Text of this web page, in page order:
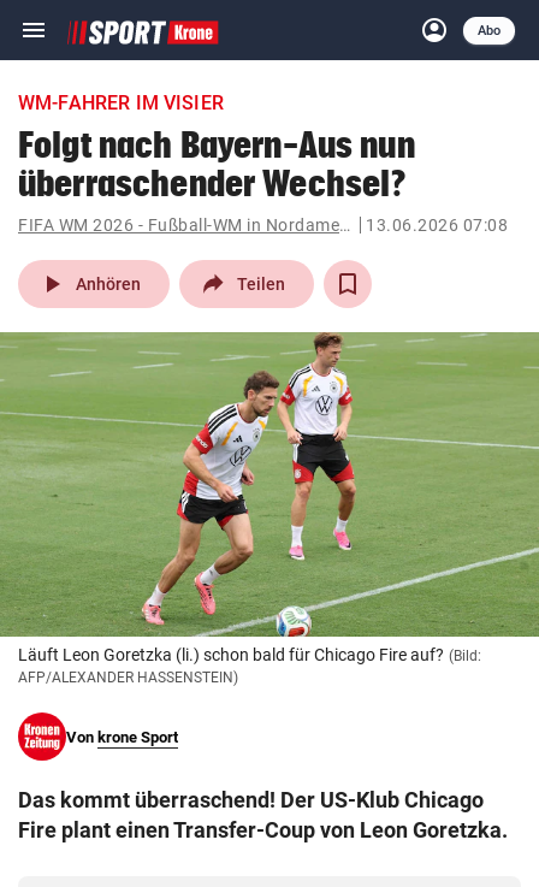
menu Navigation
ein-/ausklappen
account_circle
Anmelden
Abo
close Schließen
account_circle Anmelden
arrow_right
pin_drop
Wien arrow_right
bookmark
search
Suchbegriff
eingeben
© Krone Multimedia GmbH & Co KG 2026
Muthgasse 2, 1190 Wien
WM-FAHRER IM VISIER
Folgt nach Bayern-Aus nun
überraschender Wechsel?
FIFA WM 2026 - Fußball-WM in Nordamerika 13.06.2026 07:08
play_arrow Anhören Teilen
Läuft Leon Goretzka (li.) schon bald für Chicago Fire auf? (Bild:
AFP/ALEXANDER HASSENSTEIN)
Von krone Sport
Das kommt überraschend! Der US-Klub Chicago
Fire plant einen Transfer-Coup von Leon Goretzka.